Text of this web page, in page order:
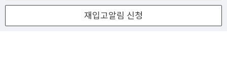
재입고알림 신청